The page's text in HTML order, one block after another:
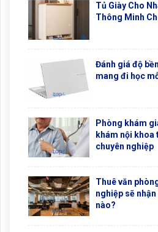
Tủ Giày Cho
Thông Minh
Đánh giá độ
mang đi học
Phòng khám
khám nội khoa
chuyên nghiệp
Thuê văn
nghiệp sẽ
nào?